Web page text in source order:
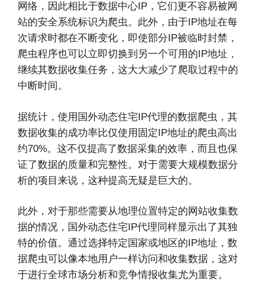
网络，因此相比于数据中心IP，它们更不容易被网
站的安全系统标识为爬虫。此外，由于IP地址在每
次请求时都在不断变化，即使部分IP被临时封禁，
爬虫程序也可以立即切换到另一个可用的IP地址，
继续其数据收集任务，这大大减少了爬取过程中的
中断时间。
据统计，使用国外动态住宅IP代理的数据爬虫，其
数据收集的成功率比仅使用固定IP地址的爬虫高出
约70%。这不仅提高了数据采集的效率，而且也保
证了数据的质量和完整性。对于需要大规模数据分
析的项目来说，这种提高无疑是巨大的。
此外，对于那些需要从地理位置特定的网站收集数
据的情况，国外动态住宅IP代理同样显示出了其独
特的价值。通过选择特定国家或地区的IP地址，数
据爬虫可以像本地用户一样访问和收集数据，这对
于进行全球市场分析和竞争情报收集尤为重要。